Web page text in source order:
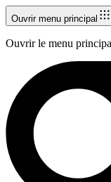
Ouvrir menu principal
Ouvrir le menu